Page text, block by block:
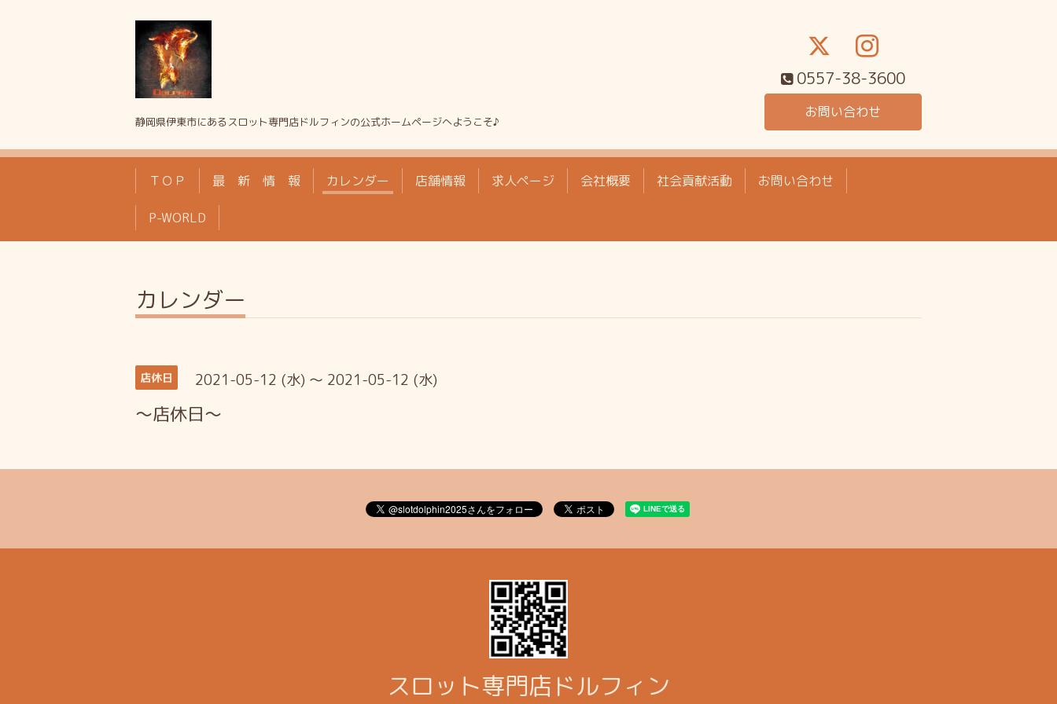
静岡県伊東市にあるスロット専門店ドルフィンの公式ホームページへようこそ♪
0557-38-3600
お問い合わせ
ＴＯＰ 最 新 情 報 カレンダー 店舗情報 求人ページ 会社概要 社会貢献活動 お問い合わせ
P-WORLD
カレンダー
店休日 2021-05-12 (水) ～ 2021-05-12 (水)
～店休日～
スロット専門店ドルフィン